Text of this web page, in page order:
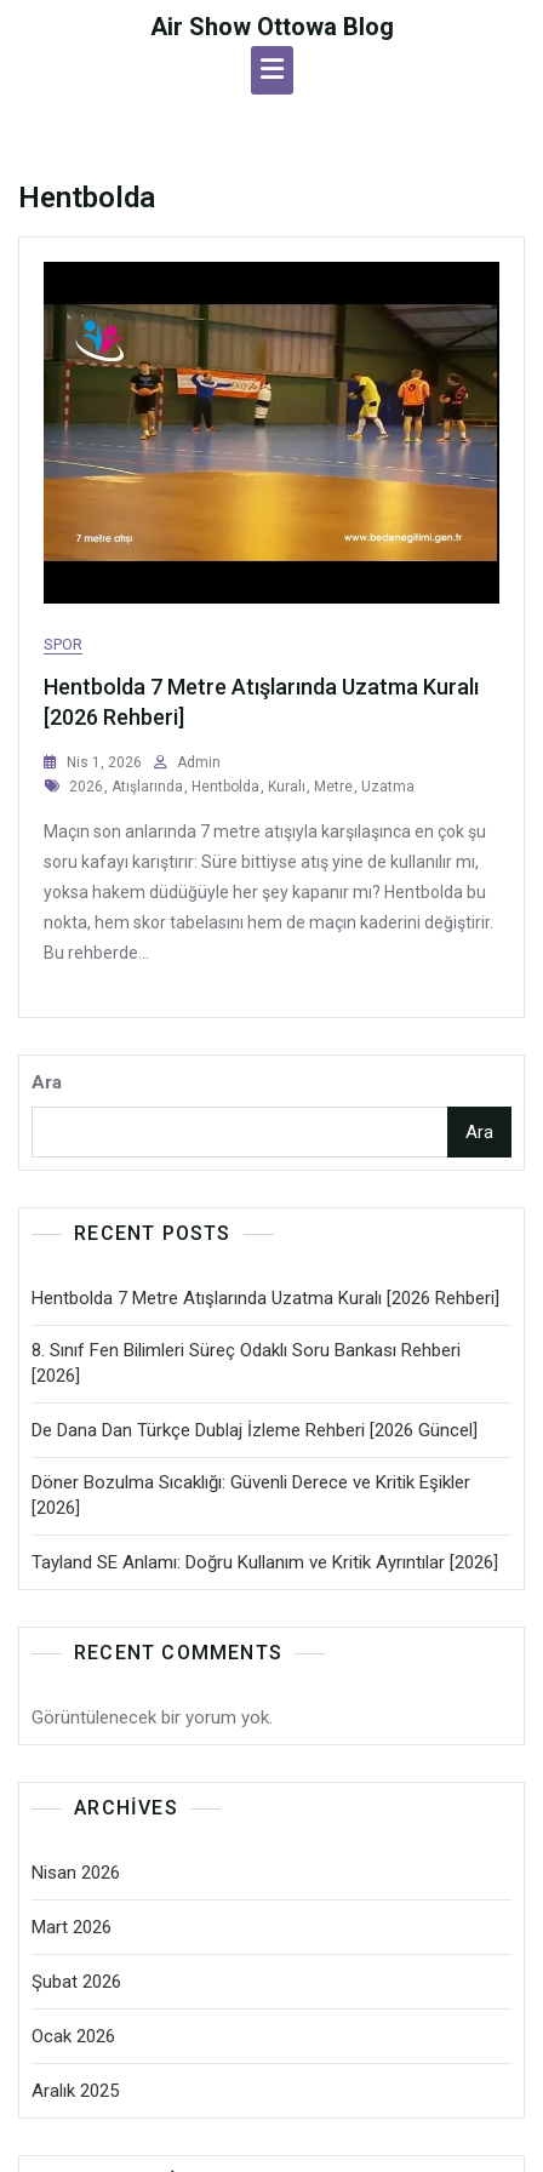
Air Show Ottowa Blog
Hentbolda
SPOR
Hentbolda 7 Metre Atışlarında Uzatma Kuralı
[2026 Rehberi]
Nis 1, 2026
Admin
Tags
2026 , Atışlarında , Hentbolda , Kuralı , Metre, Uzatma
Maçın son anlarında 7 metre atışıyla karşılaşınca en çok şu
soru kafayı karıştırır: Süre bittiyse atış yine de kullanılır mı,
yoksa hakem düdüğüyle her şey kapanır mı? Hentbolda bu
nokta, hem skor tabelasını hem de maçın kaderini değiştirir.
Bu rehberde...
Ara
Ara
RECENT POSTS
Hentbolda 7 Metre Atışlarında Uzatma Kuralı [2026 Rehberi]
8. Sınıf Fen Bilimleri Süreç Odaklı Soru Bankası Rehberi
[2026]
De Dana Dan Türkçe Dublaj İzleme Rehberi [2026 Güncel]
Döner Bozulma Sıcaklığı: Güvenli Derece ve Kritik Eşikler
[2026]
Tayland SE Anlamı: Doğru Kullanım ve Kritik Ayrıntılar [2026]
RECENT COMMENTS
Görüntülenecek bir yorum yok.
ARCHIVES
Nisan 2026
Mart 2026
Şubat 2026
Ocak 2026
Aralık 2025